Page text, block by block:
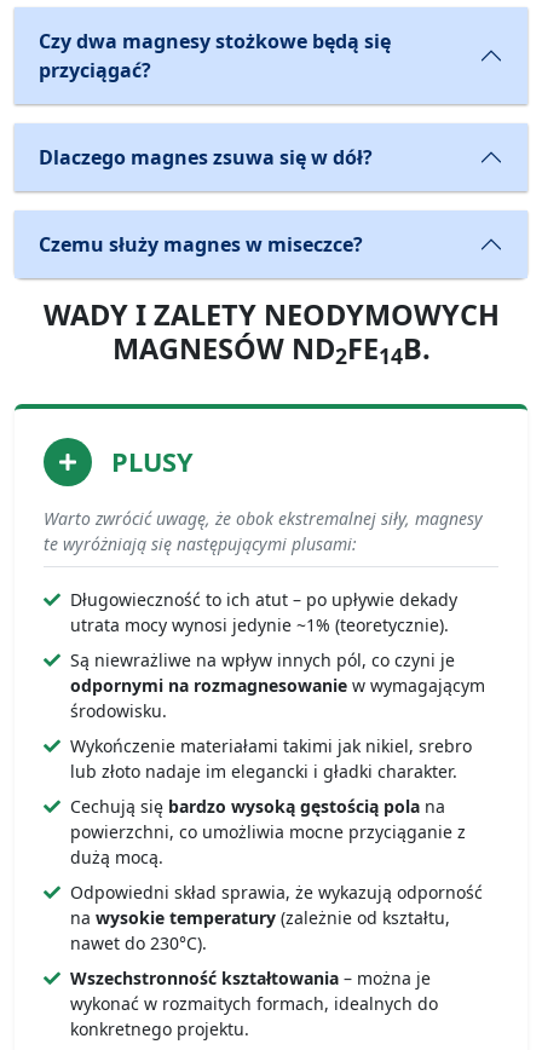
Czy dwa magnesy stożkowe będą się
przyciągać?
Dlaczego magnes zsuwa się w dół?
Czemu służy magnes w miseczce?
WADY I ZALETY NEODYMOWYCH
MAGNESÓW ND2FE14B.
PLUSY
Warto zwrócić uwagę, że obok ekstremalnej siły, magnesy
te wyróżniają się następującymi plusami:
Długowieczność to ich atut – po upływie dekady
utrata mocy wynosi jedynie ~1% (teoretycznie).
Są niewrażliwe na wpływ innych pól, co czyni je
odpornymi na rozmagnesowanie w wymagającym
środowisku.
Wykończenie materiałami takimi jak nikiel, srebro
lub złoto nadaje im elegancki i gładki charakter.
Cechują się bardzo wysoką gęstością pola na
powierzchni, co umożliwia mocne przyciąganie z
dużą mocą.
Odpowiedni skład sprawia, że wykazują odporność
na wysokie temperatury (zależnie od kształtu,
nawet do 230°C).
Wszechstronność kształtowania – można je
wykonać w rozmaitych formach, idealnych do
konkretnego projektu.